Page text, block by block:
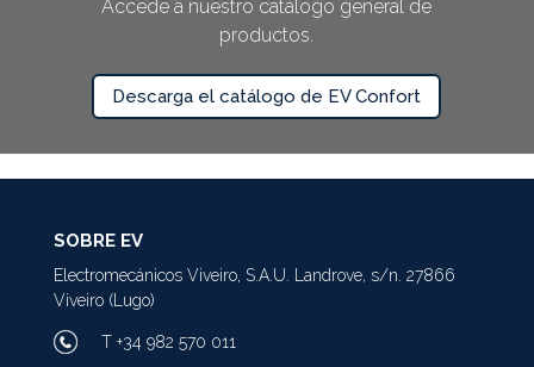
Accede a nuestro catálogo general de
productos.
Descarga el catálogo de EV Confort
SOBRE EV
Electromecánicos Viveiro, S.A.U. Landrove, s/n. 27866
Viveiro (Lugo)
T +34 982 570 011